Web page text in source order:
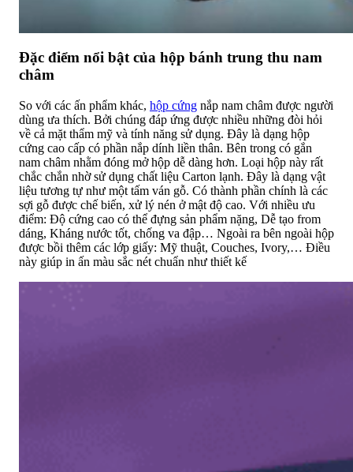
Đặc điểm nổi bật của hộp bánh trung thu nam
châm
So với các ấn phẩm khác, hộp cứng nắp nam châm được người
dùng ưa thích. Bởi chúng đáp ứng được nhiều những đòi hỏi
về cả mặt thẩm mỹ và tính năng sử dụng. Đây là dạng hộp
cứng cao cấp có phần nắp dính liền thân. Bên trong có gắn
nam châm nhằm đóng mở hộp dễ dàng hơn. Loại hộp này rất
chắc chắn nhờ sử dụng chất liệu Carton lạnh. Đây là dạng vật
liệu tương tự như một tấm ván gỗ. Có thành phần chính là các
sợi gỗ được chế biến, xử lý nén ở mật độ cao. Với nhiều ưu
điểm: Độ cứng cao có thể đựng sản phẩm nặng, Dễ tạo from
dáng, Kháng nước tốt, chống va đập… Ngoài ra bên ngoài hộp
được bồi thêm các lớp giấy: Mỹ thuật, Couches, Ivory,… Điều
này giúp in ấn màu sắc nét chuẩn như thiết kế